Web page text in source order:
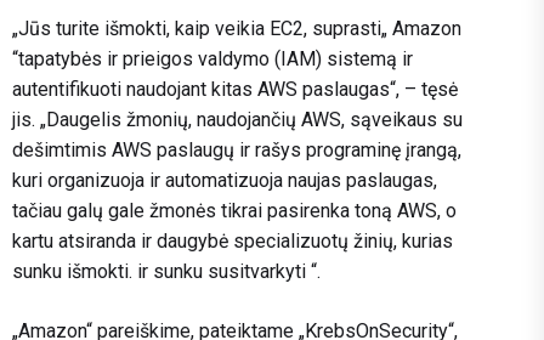
„Jūs turite išmokti, kaip veikia EC2, suprasti„ Amazon
“tapatybės ir prieigos valdymo (IAM) sistemą ir
autentifikuoti naudojant kitas AWS paslaugas“, – tęsė
jis. „Daugelis žmonių, naudojančių AWS, sąveikaus su
dešimtimis AWS paslaugų ir rašys programinę įrangą,
kuri organizuoja ir automatizuoja naujas paslaugas,
tačiau galų gale žmonės tikrai pasirenka toną AWS, o
kartu atsiranda ir daugybė specializuotų žinių, kurias
sunku išmokti. ir sunku susitvarkyti “.
„Amazon“ pareiškime, pateiktame „KrebsOnSecurity“,